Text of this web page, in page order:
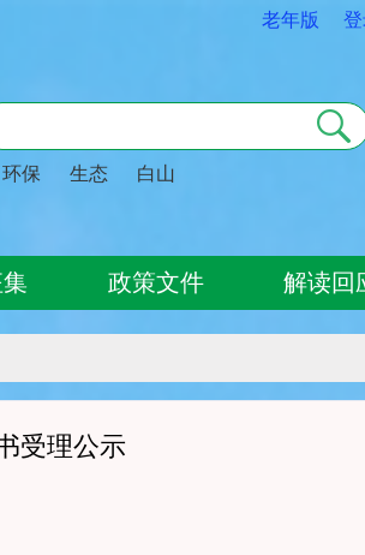
老年版
环保 生态 白山
政策文件 解读回
受理公示